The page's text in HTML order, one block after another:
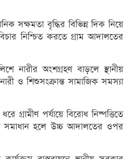
সক্ষমতা বৃদ্ধির বিভিন্ন দিক নিয়ে
নিশ্চিত করতে গ্রাম আদালতের
নারীর অংশগ্রহণ বাড়লে স্থানীয়
ও শিশুসংক্রান্ত সামাজিক সমস্যা
পর্যায়ে বিরোধ নিষ্পত্তিতে
সমাধান হলে উচ্চ আদালতের ওপর